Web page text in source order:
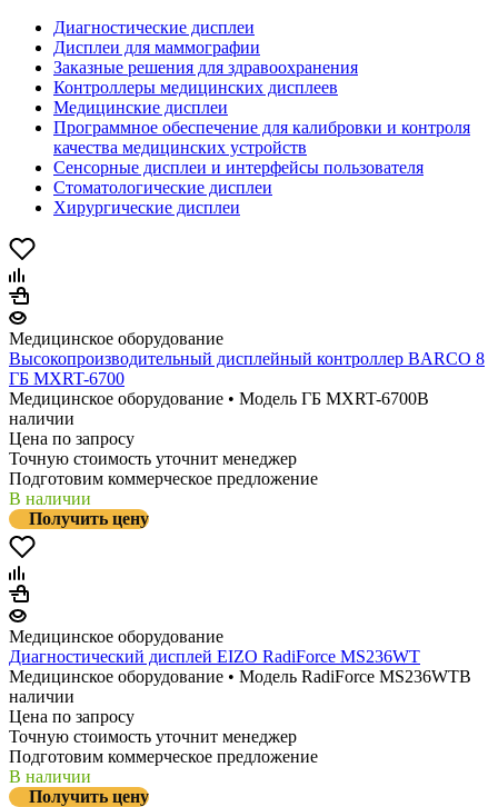
Диагностические дисплеи
Дисплеи для маммографии
Заказные решения для здравоохранения
Контроллеры медицинских дисплеев
Медицинские дисплеи
Программное обеспечение для калибровки и контроля
качества медицинских устройств
Сенсорные дисплеи и интерфейсы пользователя
Стоматологические дисплеи
Хирургические дисплеи
Медицинское оборудование
Высокопроизводительный дисплейный контроллер BARCO 8
ГБ MXRT-6700
Медицинское оборудование • Модель ГБ MXRT-6700В
наличии
Цена по запросу
Точную стоимость уточнит менеджер
Подготовим коммерческое предложение
В наличии
Получить цену
Медицинское оборудование
Диагностический дисплей EIZO RadiForce MS236WT
Медицинское оборудование • Модель RadiForce MS236WTВ
наличии
Цена по запросу
Точную стоимость уточнит менеджер
Подготовим коммерческое предложение
В наличии
Получить цену